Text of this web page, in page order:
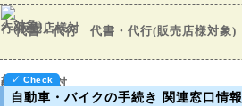
代書・代行(販売店様対象)
自動車・バイクの手続き 関連窓口情報